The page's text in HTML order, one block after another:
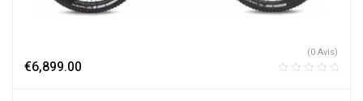
€6,899.00
(0 Avis)